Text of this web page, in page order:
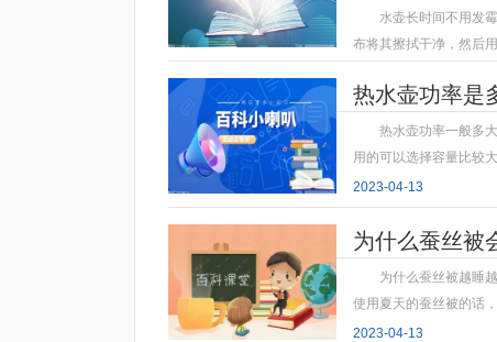
水壶长时间不用发
布将其擦拭干净，然后
热水壶功率是
热水壶功率一般多
用的可以选择容量比较
2023-04-13
为什么蚕丝被
为什么蚕丝被越睡
使用夏天的蚕丝被的话
2023-04-13